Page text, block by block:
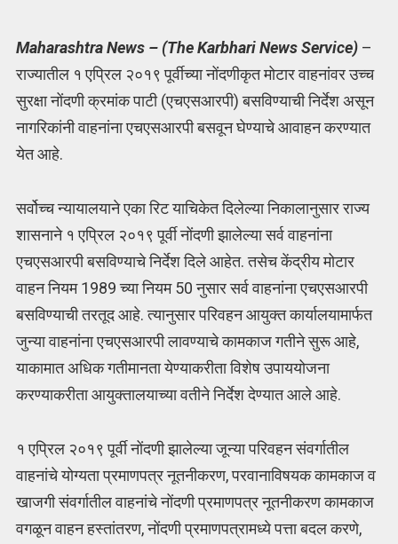
Maharashtra News – (The Karbhari News Service)–
राज्यातील १ एप्रिल २०१९ पूर्वीच्या नोंदणीकृत मोटार वाहनांवर उच्च
सुरक्षा नोंदणी क्रमांक पाटी (एचएसआरपी) बसविण्याची निर्देश असून
नागरिकांनी वाहनांना एचएसआरपी बसवून घेण्याचे आवाहन करण्यात
येत आहे.
सर्वोच्च न्यायालयाने एका रिट याचिकेत दिलेल्या निकालानुसार राज्य
शासनाने १ एप्रिल २०१९ पूर्वी नोंदणी झालेल्या सर्व वाहनांना
एचएसआरपी बसविण्याचे निर्देश दिले आहेत. तसेच केंद्रीय मोटार
वाहन नियम 1989 च्या नियम 50 नुसार सर्व वाहनांना एचएसआरपी
बसविण्याची तरतूद आहे. त्यानुसार परिवहन आयुक्त कार्यालयामार्फत
जुन्या वाहनांना एचएसआरपी लावण्याचे कामकाज गतीने सुरू आहे,
याकामात अधिक गतीमानता येण्याकरीता विशेष उपाययोजना
करण्याकरीता आयुक्तालयाच्या वतीने निर्देश देण्यात आले आहे.
१ एप्रिल २०१९ पूर्वी नोंदणी झालेल्या जून्या परिवहन संवर्गातील
वाहनांचे योग्यता प्रमाणपत्र नूतनीकरण, परवानाविषयक कामकाज व
खाजगी संवर्गातील वाहनांचे नोंदणी प्रमाणपत्र नूतनीकरण कामकाज
वगळून वाहन हस्तांतरण, नोंदणी प्रमाणपत्रामध्ये पत्ता बदल करणे,